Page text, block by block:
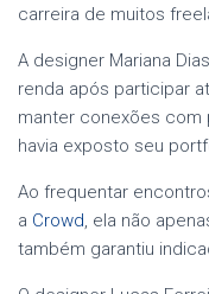
carreira de muitos
A designer Mariana
renda após participar
manter conexões com
havia exposto seu
Ao frequentar
a Crowd, ela não
também garantiu